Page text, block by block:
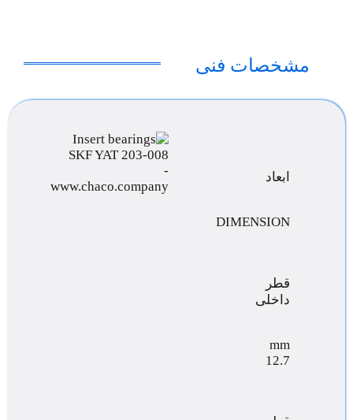
مشخصات فنی
ابعاد
DIMENSION
قطر
داخلی
mm
12.7